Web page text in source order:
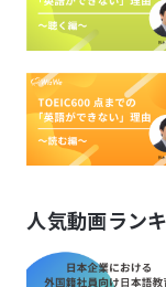
人気動画ラン